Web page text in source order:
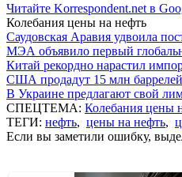
Читайте Korrespondent.net в
Колебания цены на нефть
Саудовская Аравия удвоила
МЭА объявило первый
Китай рекордно нарастил
США продадут 15 млн баррелей
В Украине предлагают свой
СПЕЦТЕМА: Колебания цены
ТЕГИ: нефть, цены на нефть,
Если вы заметили ошибку,